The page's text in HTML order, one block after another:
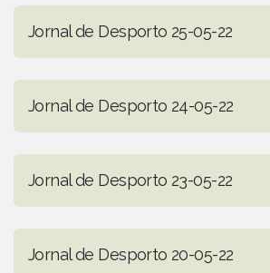
Jornal de Desporto 25-05-22
Jornal de Desporto 24-05-22
Jornal de Desporto 23-05-22
Jornal de Desporto 20-05-22